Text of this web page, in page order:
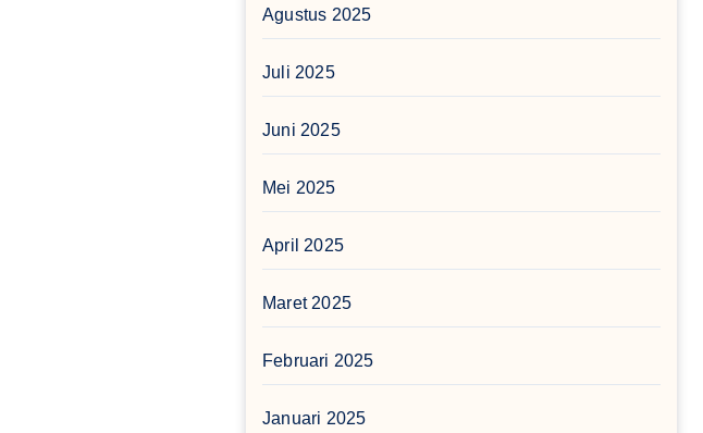
Agustus 2025
Juli 2025
Juni 2025
Mei 2025
April 2025
Maret 2025
Februari 2025
Januari 2025